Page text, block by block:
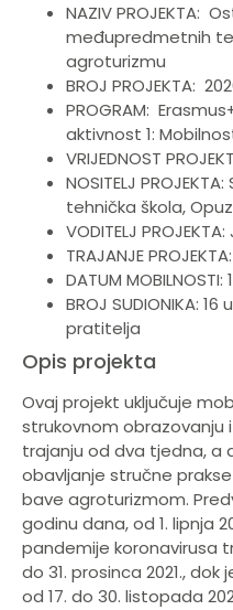
NAZIV PROJEKTA:
međupredmetnih
agroturizmu
BROJ PROJEKTA:
PROGRAM:
aktivnost 1:
VRIJEDNOST
NOSITELJ
tehnička škola,
VODITELJ
TRAJANJE
DATUM MOBILNOSTI:
BROJ SUDIONIKA:
pratitelja
Opis projekta
Ovaj projekt uključuje
strukovnom obrazovanju
trajanju od dva tjedna, a
obavljanje stručne
bave agroturizmom.
godinu dana, od 1. lipnja
pandemije koronavirusa
do 31. prosinca 2021.,
od 17. do 30. listopada